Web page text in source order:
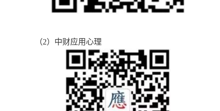
（2）中财应用心理